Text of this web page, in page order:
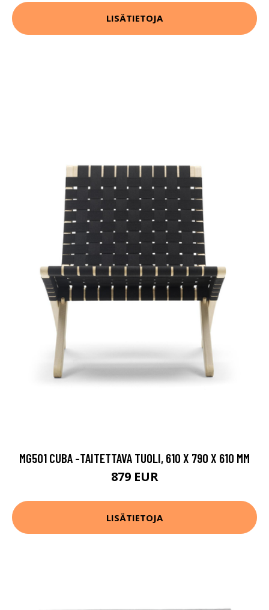
LISÄTIETOJA
MG501 CUBA -TAITETTAVA TUOLI, 610 X 790 X 610 MM
879 EUR
LISÄTIETOJA